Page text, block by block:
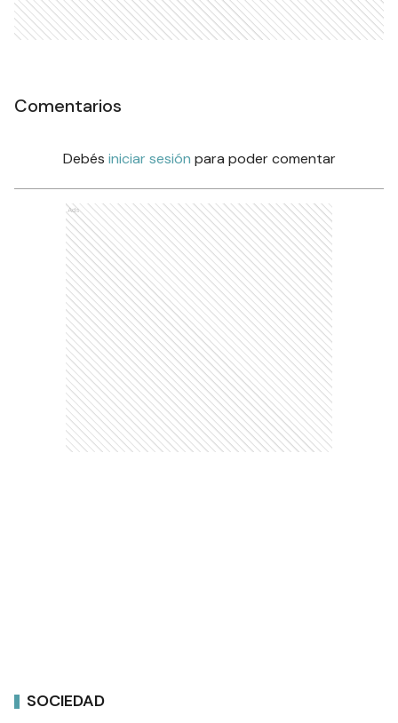
Comentarios
Debés iniciar sesión para poder comentar
Ads
SOCIEDAD